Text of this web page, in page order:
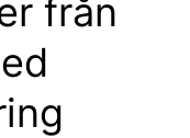
från